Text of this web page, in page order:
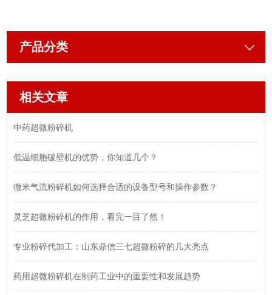
产品分类
相关文章
中药超微粉碎机
低温细胞破壁机的优势，你知道几个？
微米气流粉碎机如何选择合适的设备型号和操作参数？
灵芝超微粉碎机的作用，看完一目了然！
专业粉碎代加工：山东鼎信三七超微粉碎的几大亮点
药用超微粉碎机在制药工业中的重要性和发展趋势